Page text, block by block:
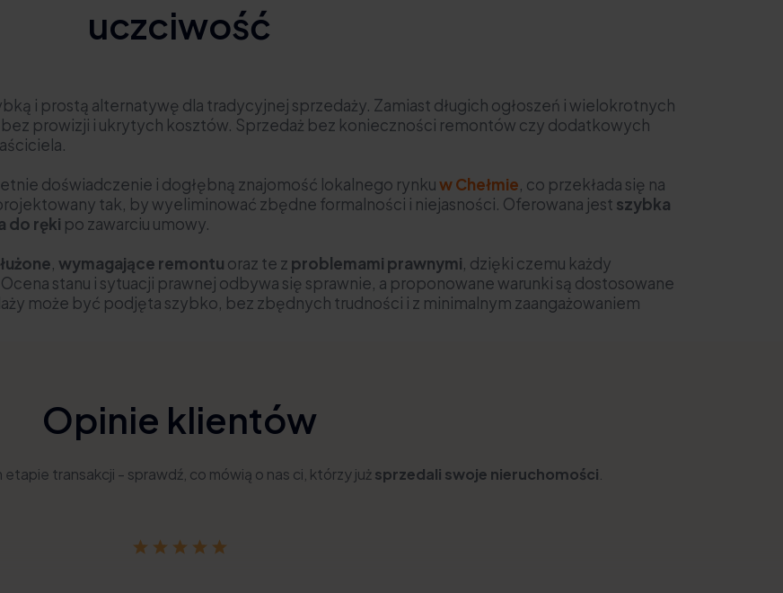
uczciwość
i prostą alternatywę dla tradycyjnej sprzedaży. Zamiast długich ogłoszeń i wielokrotnych
prowizji i ukrytych kosztów. Sprzedaż bez konieczności remontów czy dodatkowych
doświadczenie i dogłębną znajomość lokalnego rynkuw Chełmie, co przekłada się na
tak, by wyeliminować zbędne formalności i niejasności. Oferowana jest szybka
do ręki po zawarciu umowy.
, wymagające remontu oraz te z problemami prawnymi, dzięki czemu każdy
stanu i sytuacji prawnej odbywa się sprawnie, a proponowane warunki są dostosowane
może być podjęta szybko, bez zbędnych trudności i z minimalnym zaangażowaniem
Opinie klientów
etapie transakcji - sprawdź, co mówią o nas ci, którzy jużsprzedali swoje nieruchomości